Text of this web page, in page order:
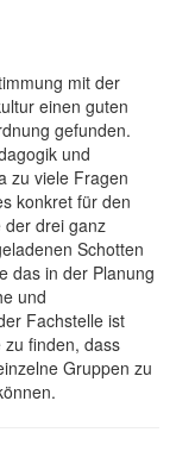
mit der
einen guten
gefunden.
und
zu viele Fragen
konkret für den
der drei ganz
Schotten
das in der Planung
und
Fachstelle ist
finden, dass
Gruppen zu